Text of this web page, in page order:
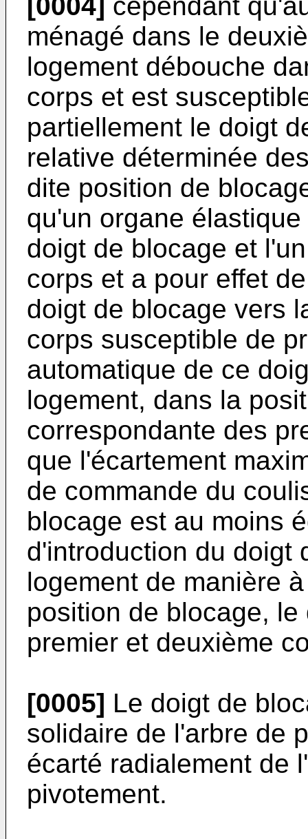
ménagé dans le
logement débouche
corps et est
partiellement le doigt
relative déterminée
dite position de
qu'un organe
doigt de blocage et
corps et a pour effet
doigt de blocage vers
corps susceptible de
automatique de ce
logement, dans la
correspondante des
que l'écartement
de commande du
blocage est au moins
d'introduction du doigt
logement de manière
position de blocage,
premier et deuxième
[0005] Le doigt de
solidaire de l'arbre de
écarté radialement de
pivotement.